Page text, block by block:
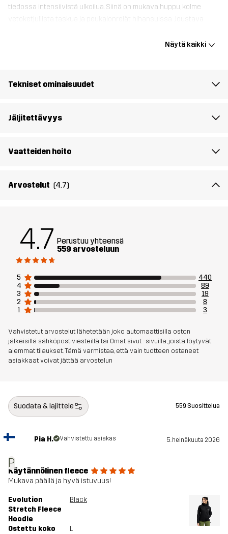
tiedossa intensiivistä ulkoilua. Siinä on mukava huppu, kolme
nyppyyntymistä estävä viimeistely. Evolution Stretch Fleece
lämmittävää.
Materiaali 1
94% Polyesteria (Kierrätettyä), 6%
Paino 542 grammaa koossa M
Kestävyys
Aktiviteetteihin ALLROUND
Näytä kaikki
Tekniset ominaisuudet
Jäljitettävyys
Vaatteiden hoito
Arvostelut (4.7)
4.7 Perustuu yhteensä
559 arvosteluun
5
440
4
89
3
19
2
8
1
3
Vahvistetut arvostelut lähetetään joko automaattisilla oston
jälkeisillä sähköpostiviesteillä tai Omat sivut -sivuilla, joista löytyvät
aiemmat tilaukset. Tämä varmistaa, että vain tuotteen ostaneet
asiakkaat voivat jättää arvostelun
Suodata & lajittele 559 Suosittelua
P
Pia H. Vahvistettu asiakas 5. heinäkuuta 2026
Käytännölinen fleece
Mukava päällä ja hyvä istuvuus!
Evolution
Stretch Fleece
Hoodie
Black
Ostettu koko L